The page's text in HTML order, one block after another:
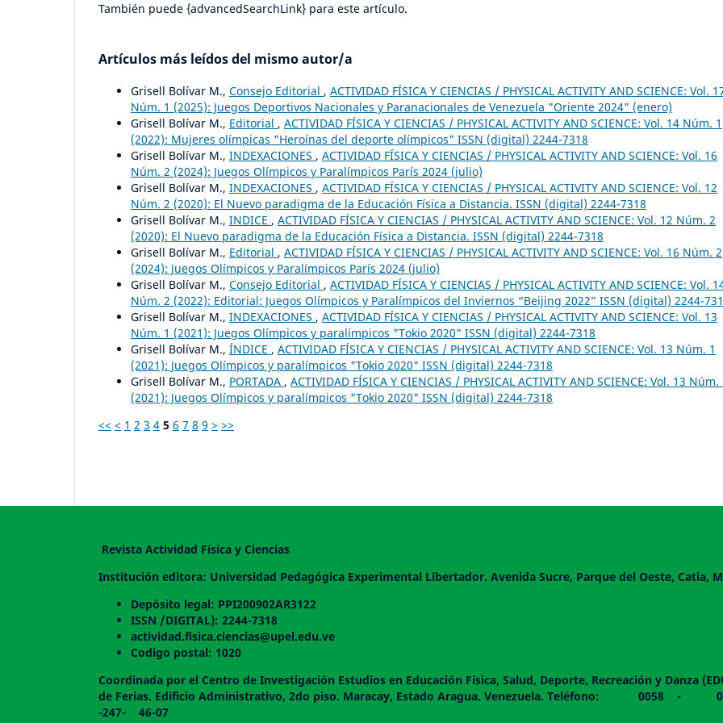
También puede {advancedSearchLink} para este artículo.
Artículos más leídos del mismo autor/a
Grisell Bolívar M., Consejo Editorial , ACTIVIDAD FÍSICA Y CIENCIAS / PHYSICAL ACTIVITY AND SCIENCE: Vol.
Núm. 1 (2025): Juegos Deportivos Nacionales y Paranacionales de Venezuela "Oriente 2024" (enero)
Grisell Bolívar M., Editorial , ACTIVIDAD FÍSICA Y CIENCIAS / PHYSICAL ACTIVITY AND SCIENCE: Vol. 14 Núm. 1
(2022): Mujeres olímpicas "Heroínas del deporte olímpicos" ISSN (digital) 2244-7318
Grisell Bolívar M., INDEXACIONES , ACTIVIDAD FÍSICA Y CIENCIAS / PHYSICAL ACTIVITY AND SCIENCE: Vol. 16
Núm. 2 (2024): Juegos Olímpicos y Paralímpicos París 2024 (julio)
Grisell Bolívar M., INDEXACIONES , ACTIVIDAD FÍSICA Y CIENCIAS / PHYSICAL ACTIVITY AND SCIENCE: Vol. 12
Núm. 2 (2020): El Nuevo paradigma de la Educación Física a Distancia. ISSN (digital) 2244-7318
Grisell Bolívar M., INDICE , ACTIVIDAD FÍSICA Y CIENCIAS / PHYSICAL ACTIVITY AND SCIENCE: Vol. 12 Núm. 2
(2020): El Nuevo paradigma de la Educación Física a Distancia. ISSN (digital) 2244-7318
Grisell Bolívar M., Editorial , ACTIVIDAD FÍSICA Y CIENCIAS / PHYSICAL ACTIVITY AND SCIENCE: Vol. 16 Núm. 2
(2024): Juegos Olímpicos y Paralímpicos París 2024 (julio)
Grisell Bolívar M., Consejo Editorial , ACTIVIDAD FÍSICA Y CIENCIAS / PHYSICAL ACTIVITY AND SCIENCE: Vol.
Núm. 2 (2022): Editorial: Juegos Olímpicos y Paralímpicos del Inviernos “Beijing 2022” ISSN (digital) 2244-
Grisell Bolívar M., INDEXACIONES , ACTIVIDAD FÍSICA Y CIENCIAS / PHYSICAL ACTIVITY AND SCIENCE: Vol. 13
Núm. 1 (2021): Juegos Olímpicos y paralímpicos "Tokio 2020" ISSN (digital) 2244-7318
Grisell Bolívar M., ÍNDICE , ACTIVIDAD FÍSICA Y CIENCIAS / PHYSICAL ACTIVITY AND SCIENCE: Vol. 13 Núm. 1
(2021): Juegos Olímpicos y paralímpicos "Tokio 2020" ISSN (digital) 2244-7318
Grisell Bolívar M., PORTADA , ACTIVIDAD FÍSICA Y CIENCIAS / PHYSICAL ACTIVITY AND SCIENCE: Vol. 13 Núm.
(2021): Juegos Olímpicos y paralímpicos "Tokio 2020" ISSN (digital) 2244-7318
<< < 1 2 3 4 5 6 7 8 9 > >>
Revista Actividad Física y Ciencias
Institución editora: Universidad Pedagógica Experimental Libertador. Avenida Sucre, Parque del Oeste, Catia,
Depósito legal: PPI200902AR3122
ISSN /DIGITAL): 2244-7318
actividad.fisica.ciencias@upel.edu.ve
Codigo postal: 1020
Coordinada por el Centro de Investigación Estudios en Educación Física, Salud, Deporte, Recreación y Danza
de Ferias. Edificio Administrativo, 2do piso. Maracay, Estado Aragua. Venezuela. Teléfono:
-247- 46-07